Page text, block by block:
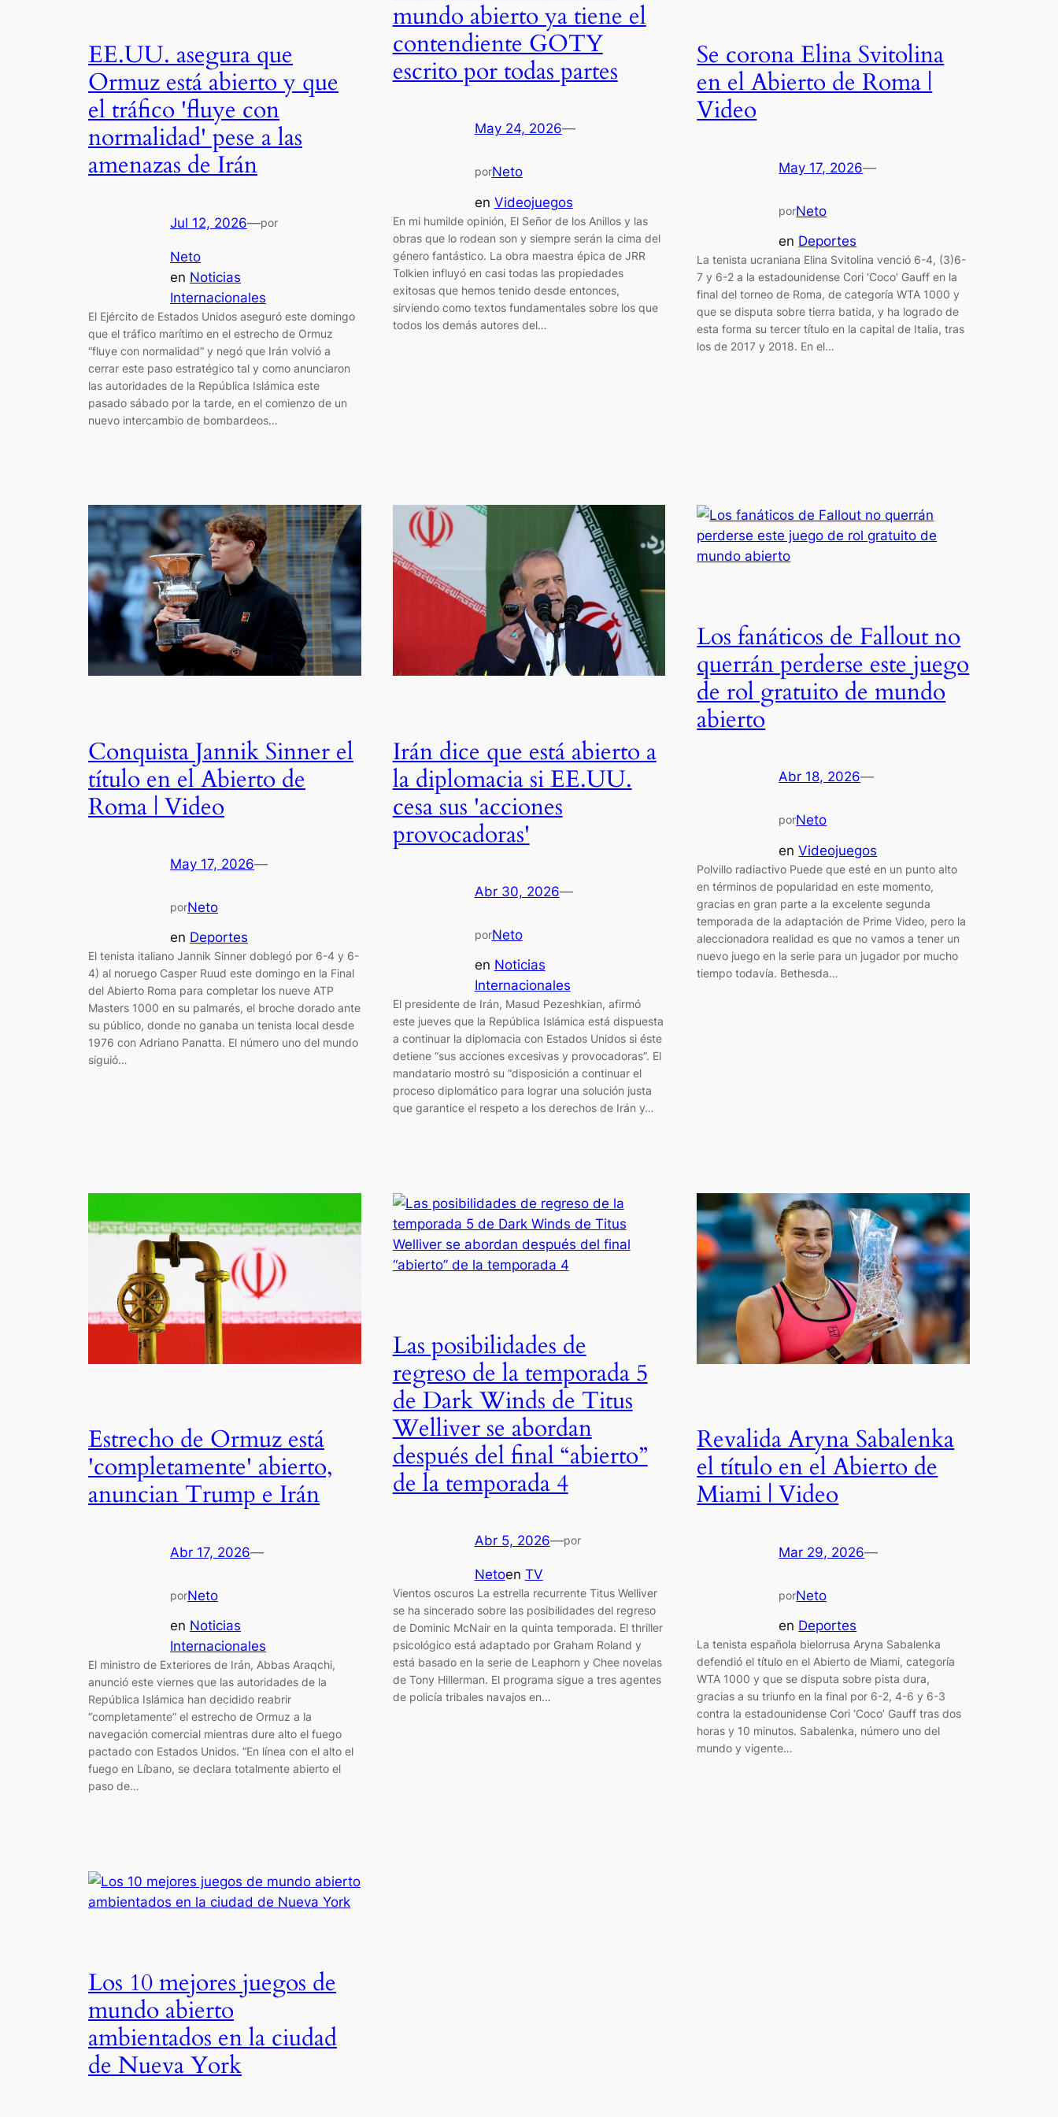
EE.UU. asegura que
Ormuz está abierto y que
el tráfico 'fluye con
normalidad' pese a las
amenazas de Irán
Jul 12, 2026—por
Neto
en Noticias
Internacionales
El Ejército de Estados Unidos aseguró este domingo
que el tráfico marítimo en el estrecho de Ormuz
“fluye con normalidad” y negó que Irán volvió a
cerrar este paso estratégico tal y como anunciaron
las autoridades de la República Islámica este
pasado sábado por la tarde, en el comienzo de un
nuevo intercambio de bombardeos…
mundo abierto ya tiene el
contendiente GOTY
escrito por todas partes
May 24, 2026—
porNeto
en Videojuegos
En mi humilde opinión, El Señor de los Anillos y las
obras que lo rodean son y siempre serán la cima del
género fantástico. La obra maestra épica de JRR
Tolkien influyó en casi todas las propiedades
exitosas que hemos tenido desde entonces,
sirviendo como textos fundamentales sobre los que
todos los demás autores del…
Se corona Elina Svitolina
en el Abierto de Roma |
Video
May 17, 2026—
porNeto
en Deportes
La tenista ucraniana Elina Svitolina venció 6-4, (3)6-
7 y 6-2 a la estadounidense Cori ‘Coco’ Gauff en la
final del torneo de Roma, de categoría WTA 1000 y
que se disputa sobre tierra batida, y ha logrado de
esta forma su tercer título en la capital de Italia, tras
los de 2017 y 2018. En el…
Conquista Jannik Sinner el
título en el Abierto de
Roma | Video
May 17, 2026—
porNeto
en Deportes
El tenista italiano Jannik Sinner doblegó por 6-4 y 6-
4) al noruego Casper Ruud este domingo en la Final
del Abierto Roma para completar los nueve ATP
Masters 1000 en su palmarés, el broche dorado ante
su público, donde no ganaba un tenista local desde
1976 con Adriano Panatta. El número uno del mundo
siguió…
Irán dice que está abierto a
la diplomacia si EE.UU.
cesa sus 'acciones
provocadoras'
Abr 30, 2026—
porNeto
en Noticias
Internacionales
El presidente de Irán, Masud Pezeshkian, afirmó
este jueves que la República Islámica está dispuesta
a continuar la diplomacia con Estados Unidos si éste
detiene “sus acciones excesivas y provocadoras”. El
mandatario mostró su “disposición a continuar el
proceso diplomático para lograr una solución justa
que garantice el respeto a los derechos de Irán y…
Los fanáticos de Fallout no
querrán perderse este juego
de rol gratuito de mundo
abierto
Abr 18, 2026—
porNeto
enVideojuegos
Polvillo radiactivo Puede que esté en un punto alto
en términos de popularidad en este momento,
gracias en gran parte a la excelente segunda
temporada de la adaptación de Prime Video, pero la
aleccionadora realidad es que no vamos a tener un
nuevo juego en la serie para un jugador por mucho
tiempo todavía. Bethesda…
Estrecho de Ormuz está
'completamente' abierto,
anuncian Trump e Irán
Abr 17, 2026—
porNeto
en Noticias
Internacionales
El ministro de Exteriores de Irán, Abbas Araqchi,
anunció este viernes que las autoridades de la
República Islámica han decidido reabrir
“completamente” el estrecho de Ormuz a la
navegación comercial mientras dure alto el fuego
pactado con Estados Unidos. “En línea con el alto el
fuego en Líbano, se declara totalmente abierto el
paso de…
Las posibilidades de
regreso de la temporada 5
de Dark Winds de Titus
Welliver se abordan
después del final “abierto”
de la temporada 4
Abr 5, 2026—por
Netoen TV
Vientos oscuros La estrella recurrente Titus Welliver
se ha sincerado sobre las posibilidades del regreso
de Dominic McNair en la quinta temporada. El thriller
psicológico está adaptado por Graham Roland y
está basado en la serie de Leaphorn y Chee novelas
de Tony Hillerman. El programa sigue a tres agentes
de policía tribales navajos en…
Revalida Aryna Sabalenka
el título en el Abierto de
Miami | Video
Mar 29, 2026—
porNeto
en Deportes
La tenista española bielorrusa Aryna Sabalenka
defendió el título en el Abierto de Miami, categoría
WTA 1000 y que se disputa sobre pista dura,
gracias a su triunfo en la final por 6-2, 4-6 y 6-3
contra la estadounidense Cori ‘Coco’ Gauff tras dos
horas y 10 minutos. Sabalenka, número uno del
mundo y vigente…
Los 10 mejores juegos de
mundo abierto
ambientados en la ciudad
de Nueva York